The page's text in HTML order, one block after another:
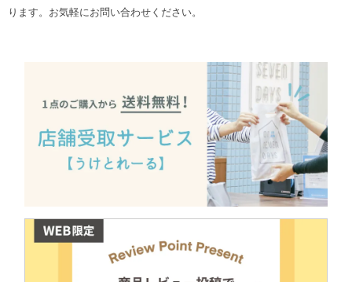
ります。お気軽にお問い合わせください。